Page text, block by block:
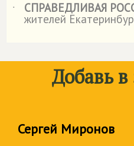
˙
СПРАВЕДЛИВАЯ
жителей
Добавь в
Сергей Миронов